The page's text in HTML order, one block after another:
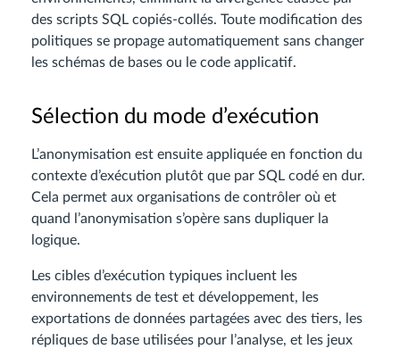
des scripts SQL copiés-collés. Toute modification des
politiques se propage automatiquement sans changer
les schémas de bases ou le code applicatif.
Sélection du mode d’exécution
L’anonymisation est ensuite appliquée en fonction du
contexte d’exécution plutôt que par SQL codé en dur.
Cela permet aux organisations de contrôler où et
quand l’anonymisation s’opère sans dupliquer la
logique.
Les cibles d’exécution typiques incluent les
environnements de test et développement, les
exportations de données partagées avec des tiers, les
répliques de base utilisées pour l’analyse, et les jeux